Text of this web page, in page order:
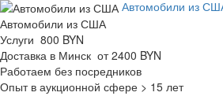
Автомобили из
Автомобили из США
Услуги 800 BYN
Доставка в Минск от 2400 BYN
Работаем без посредников
Опыт в аукционной сфере > 15 лет